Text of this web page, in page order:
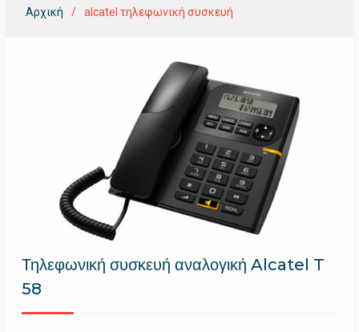
Αρχική alcatel τηλεφωνική συσκευή
Τηλεφωνική συσκευή αναλογική Alcatel T
58